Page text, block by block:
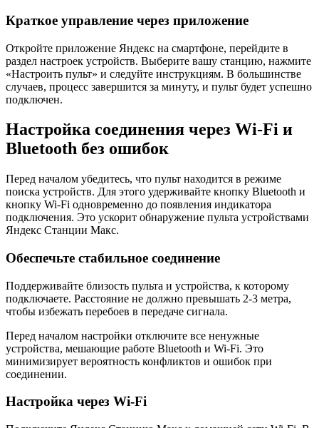
Краткое управление через приложение
Откройте приложение Яндекс на смартфоне, перейдите в
раздел настроек устройств. Выберите вашу станцию, нажмите
«Настроить пульт» и следуйте инструкциям. В большинстве
случаев, процесс завершится за минуту, и пульт будет успешно
подключен.
Настройка соединения через Wi-Fi и
Bluetooth без ошибок
Перед началом убедитесь, что пульт находится в режиме
поиска устройств. Для этого удерживайте кнопку Bluetooth и
кнопку Wi-Fi одновременно до появления индикатора
подключения. Это ускорит обнаружение пульта устройствами
Яндекc Станции Макс.
Обеспечьте стабильное соединение
Поддерживайте близость пульта и устройства, к которому
подключаете. Расстояние не должно превышать 2-3 метра,
чтобы избежать перебоев в передаче сигнала.
Перед началом настройки отключите все ненужные
устройства, мешающие работе Bluetooth и Wi-Fi. Это
минимизирует вероятность конфликтов и ошибок при
соединении.
Настройка через Wi-Fi